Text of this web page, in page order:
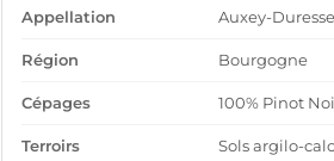
Appellation Auxey-
Région Bourgogne
Cépages 100% Pinot
Terroirs Sols argilo-